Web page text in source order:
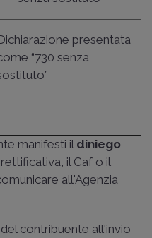
presentata
“730 senza
manifesti il diniego
il Caf o il
all'Agenzia
contribuente all'invio